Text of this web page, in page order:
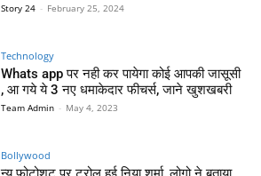
Story 24 - February 25, 2024
Technology
Whats app पर नही कर पायेगा कोई आपकी जासूसी
, आ गये ये 3 नए धमाकेदार फीचर्स, जाने खुशखबरी
Team Admin - May 4, 2023
Bollywood